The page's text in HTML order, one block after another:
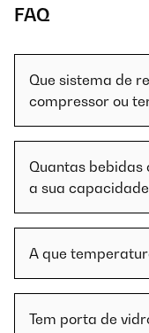
FAQ
Que sistema de
compressor ou
Quantas bebidas
a sua
A que
Tem porta de